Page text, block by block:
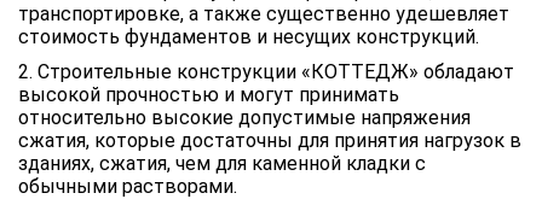
транспортировке, а также существенно удешевляет
стоимость фундаментов и несущих конструкций.
2. Строительные конструкции «КОТТЕДЖ» обладают
высокой прочностью и могут принимать
относительно высокие допустимые напряжения
сжатия, которые достаточны для принятия нагрузок в
зданиях, сжатия, чем для каменной кладки с
обычными растворами.